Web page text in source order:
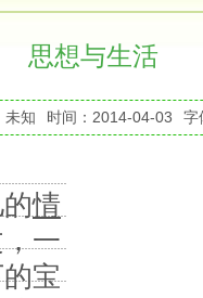
思想与生活
未知 时间：2014-04-03 字
情
一
宝